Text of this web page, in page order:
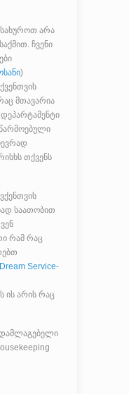
არა
ჩვენი
)
მთავარია
დეპარტამენტი
თქვენს
საათობით
რამ რაც
Service-
ის არის რაც